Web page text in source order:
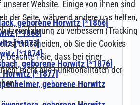
Website. Einige von ihnen sind
der Seite, während andere uns helfen,
zu verbessern (Tracking
entscheiden, ob Sie die Cookies
beachten Sie, dass bei einer
mehr alle Funktionalitäten der